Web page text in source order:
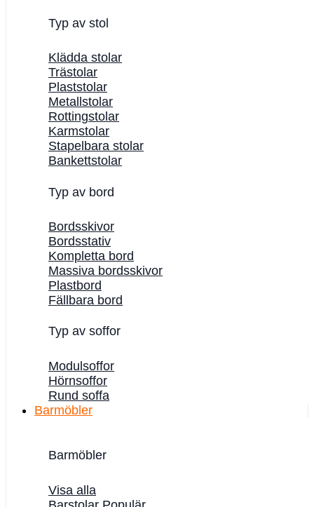
Typ av stol
Klädda stolar
Trästolar
Plaststolar
Metallstolar
Rottingstolar
Karmstolar
Stapelbara stolar
Bankettstolar
Typ av bord
Bordsskivor
Bordsstativ
Kompletta bord
Massiva bordsskivor
Plastbord
Fällbara bord
Typ av soffor
Modulsoffor
Hörnsoffor
Rund soffa
Barmöbler
Barmöbler
Visa alla